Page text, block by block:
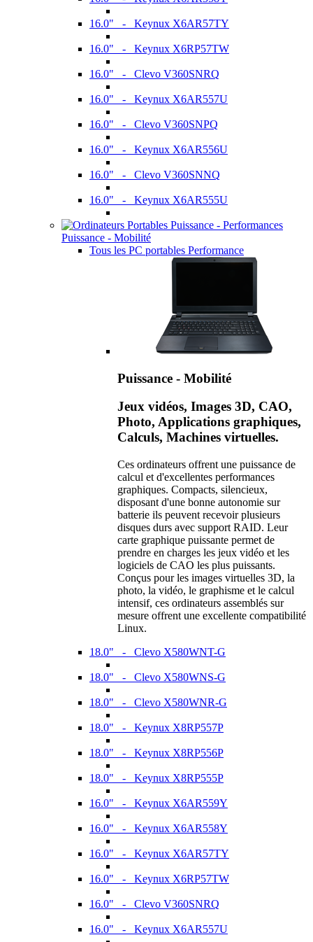
16.0" - Keynux X6AR57TY
16.0" - Keynux X6RP57TW
16.0" - Clevo V360SNRQ
16.0" - Keynux X6AR557U
16.0" - Clevo V360SNPQ
16.0" - Keynux X6AR556U
16.0" - Clevo V360SNNQ
16.0" - Keynux X6AR555U
Puissance - Mobilité
Tous les PC portables Performance
Puissance - Mobilité
Jeux vidéos, Images 3D, CAO,
Photo, Applications graphiques,
Calculs, Machines virtuelles.
Ces ordinateurs offrent une puissance de
calcul et d'excellentes performances
graphiques. Compacts, silencieux,
disposant d'une bonne autonomie sur
batterie ils peuvent recevoir plusieurs
disques durs avec support RAID. Leur
carte graphique puissante permet de
prendre en charges les jeux vidéo et les
logiciels de CAO les plus puissants.
Conçus pour les images virtuelles 3D, la
photo, la vidéo, le graphisme et le calcul
intensif, ces ordinateurs assemblés sur
mesure offrent une excellente compatibilité
Linux.
18.0" - Clevo X580WNT-G
18.0" - Clevo X580WNS-G
18.0" - Clevo X580WNR-G
18.0" - Keynux X8RP557P
18.0" - Keynux X8RP556P
18.0" - Keynux X8RP555P
16.0" - Keynux X6AR559Y
16.0" - Keynux X6AR558Y
16.0" - Keynux X6AR57TY
16.0" - Keynux X6RP57TW
16.0" - Clevo V360SNRQ
16.0" - Keynux X6AR557U